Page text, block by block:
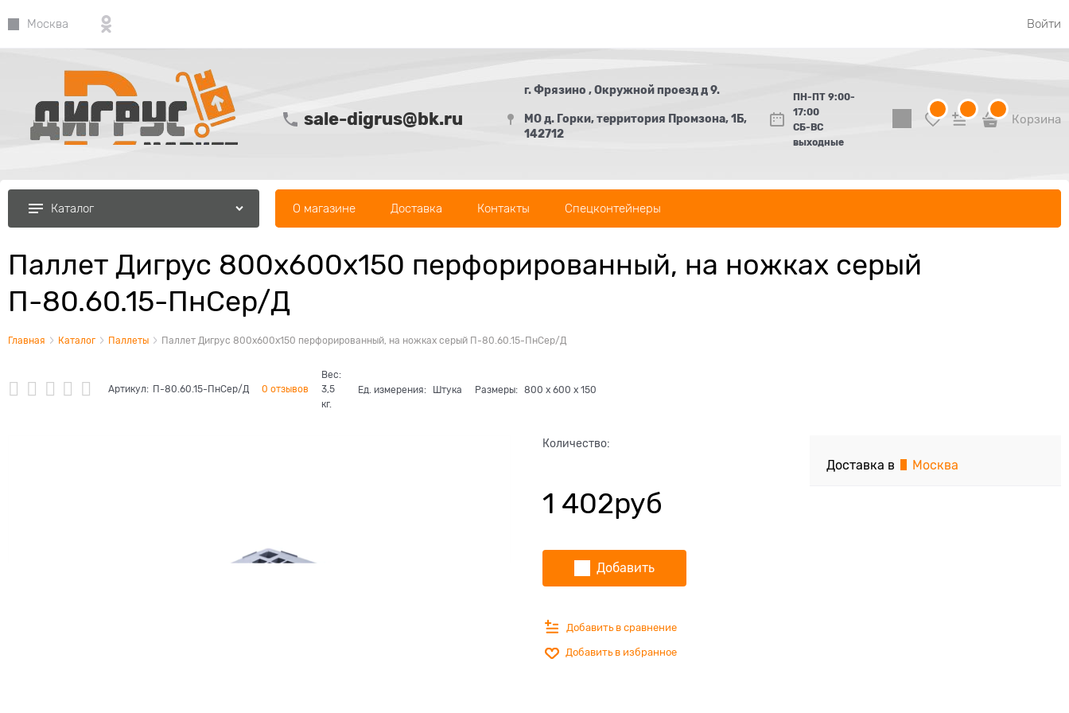
Москва Войти
sale-digrus@bk.ru
г. Фрязино , Окружной проезд д 9.
МО д. Горки, территория Промзона, 1Б,
142712
ПН-ПТ 9:00-
17:00
СБ-ВС
выходные
Корзина
Каталог О магазине Доставка Контакты Спецконтейнеры
Паллет Дигрус 800х600х150 перфорированный, на ножках серый
П-80.60.15-ПнСер/Д
Главная Каталог Паллеты Паллет Дигрус 800х600х150 перфорированный, на ножках серый П-80.60.15-ПнСер/Д
Артикул: П-80.60.15-ПнСер/Д 0 отзывов
Вес:
3,5
кг.
Ед. измерения: Штука Размеры: 800 x 600 x 150
Количество:
1 402руб
Добавить
Добавить в сравнение
Добавить в избранное
Доставка в Москва